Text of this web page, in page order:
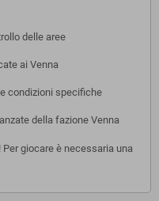
delle aree
ai Venna
condizioni specifiche
della fazione Venna
giocare è necessaria una